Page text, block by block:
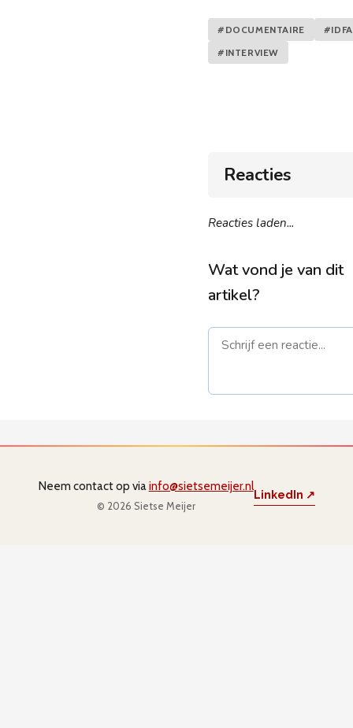
#DOCUMENTAIRE
#IDFA
#INTERVIEW
Reacties
Reacties laden...
Wat vond je van dit
artikel?
Neem contact op viainfo@sietsemeijer.nl
© 2026 Sietse Meijer
LinkedIn ↗